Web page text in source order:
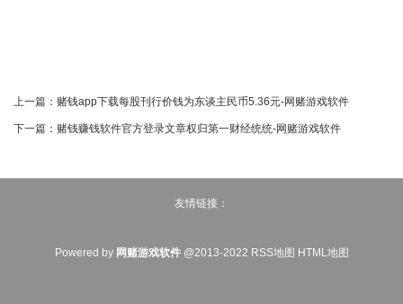
上一篇： 赌钱app下载每股刊行价钱为东谈主民币5.36元-网赌游戏软件
下一篇： 赌钱赚钱软件官方登录文章权归第一财经统统-网赌游戏软件
友情链接：
Powered by 网赌游戏软件@2013-2022 RSS地图 HTML地图